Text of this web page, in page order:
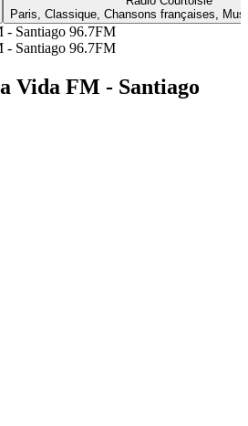
Paris, Classique, Chansons françaises,
- Santiago 96.7FM
- Santiago 96.7FM
Vida FM - Santiago